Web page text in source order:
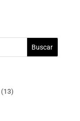
Buscar
1313